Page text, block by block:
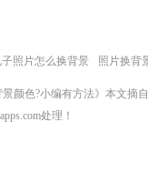
子照片怎么换背景 照片换背
颜色?小编有方法》本文
处理！